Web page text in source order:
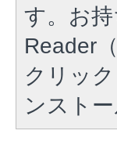
す。お
Reader
クリッ
ンスト